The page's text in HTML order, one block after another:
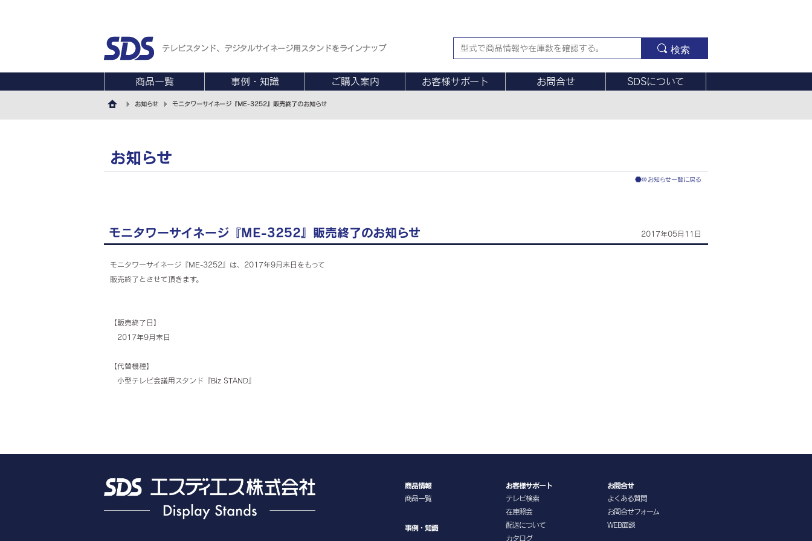
テレビスタンド、デジタルサイネージ用スタンドをラインナップ 検索
商品一覧 事例・知識 ご購入案内 お客様サポート お問合せ SDSについて
お知らせ モニタワーサイネージ『ME-3252』販売終了のお知らせ
お知らせ
お知らせ一覧に戻る
モニタワーサイネージ『ME-3252』販売終了のお知らせ 2017年05月11日
モニタワーサイネージ『ME-3252』は、2017年9月末日をもって
販売終了とさせて頂きます。
【販売終了日】
2017年9月末日
【代替機種】
小型テレビ会議用スタンド『Biz STAND』
商品情報
商品一覧
事例・知識
お客様サポート
テレビ検索
在庫照会
配送について
カタログ
お問合せ
よくある質問
お問合せフォーム
WEB面談